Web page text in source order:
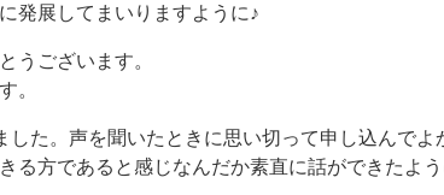
発展してまいりますように♪
うございます。
。
た。声を聞いたときに思い切って申し込んでよ
る方であると感じなんだか素直に話ができたよ